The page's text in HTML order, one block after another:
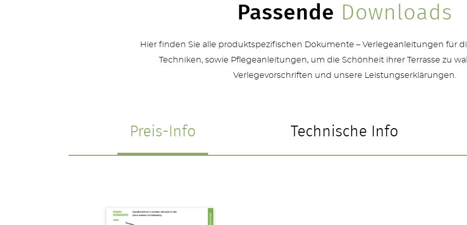
Passende Downloads
Hier finden Sie alle produktspezifischen Dokumente – Verlegeanleitungen für
Techniken, sowie Pflegeanleitungen, um die Schönheit ihrer Terrasse zu
Verlegevorschriften und unsere Leistungserklärungen.
Preis-Info Technische Info